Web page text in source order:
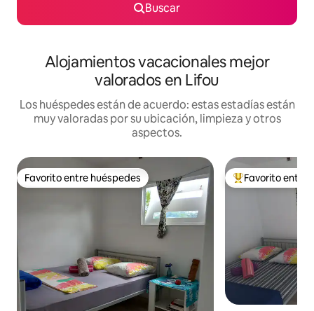
Buscar
Alojamientos vacacionales mejor
valorados en Lifou
Los huéspedes están de acuerdo: estas estadías están
muy valoradas por su ubicación, limpieza y otros
aspectos.
Favorito entre huéspedes
Favorito entre huéspedes Favorito entre
Favorito entre